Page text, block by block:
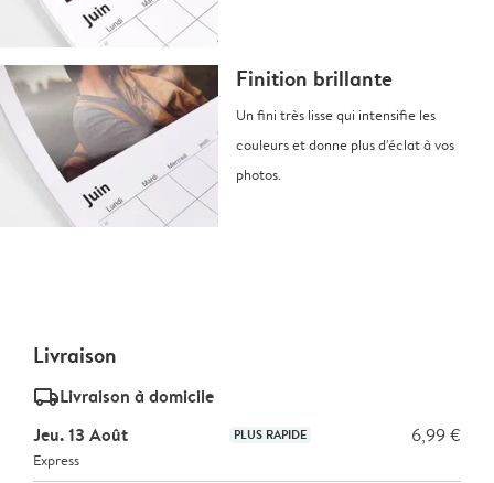
Finition brillante
Un fini très lisse qui intensifie les
couleurs et donne plus d'éclat à vos
photos.
Livraison
delivery_standard_v2Livraison à domicile
Jeu. 13 Août
PLUS RAPIDE 6,99 €
Express